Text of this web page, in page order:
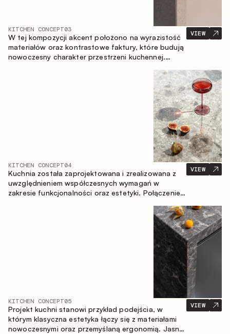
KITCHEN CONCEPT03
W tej kompozycji akcent położono na wyrazistość
materiałów oraz kontrastowe faktury, które budują
nowoczesny charakter przestrzeni kuchennej.
nasyconą, taktylną kompozycję, w której każdy
VIEW
KITCHEN CONCEPT04
Kuchnia została zaprojektowana i zrealizowana z
uwzględnieniem współczesnych wymagań w
zakresie funkcjonalności oraz estetyki. Połączenie
VIEW
KITCHEN CONCEPT05
Projekt kuchni stanowi przykład podejścia, w
którym klasyczna estetyka łączy się z materiałami
nowoczesnymi oraz przemyślaną ergonomią. Jasna
VIEW